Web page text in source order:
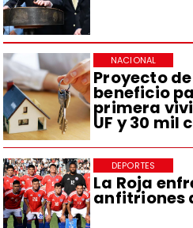
Proyecto
beneficio
primera
UF y 30 mil
NACIONAL
La Roja
anfitriones
DEPORTES